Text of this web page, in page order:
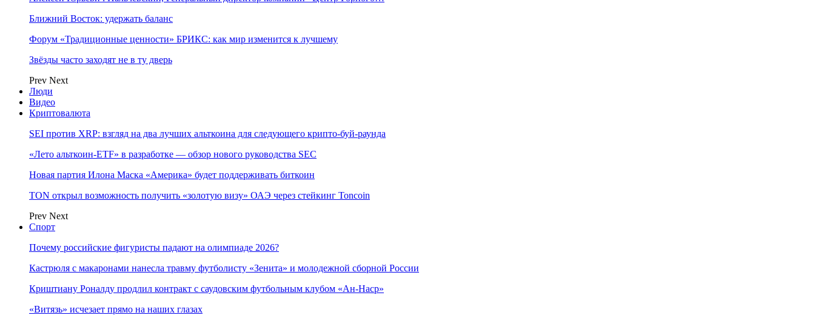
Ближний Восток: удержать баланс
Форум «Традиционные ценности» БРИКС: как мир изменится к лучшему
Звёзды часто заходят не в ту дверь
Prev Next
Люди
Видео
Криптовалюта
SEI против XRP: взгляд на два лучших альткоина для следующего крипто-буй-раунда
«Лето альткоин-ETF» в разработке — обзор нового руководства SEC
Новая партия Илона Маска «Америка» будет поддерживать биткоин
TON открыл возможность получить «золотую визу» ОАЭ через стейкинг Toncoin
Prev Next
Спорт
Почему российские фигуристы падают на олимпиаде 2026?
Кастрюля с макаронами нанесла травму футболисту «Зенита» и молодежной сборной России
Криштиану Роналду продлил контракт с саудовским футбольным клубом «Ан-Наср»
«Витязь» исчезает прямо на наших глазах